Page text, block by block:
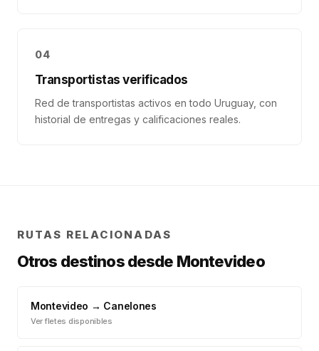
04
Transportistas verificados
Red de transportistas activos en todo Uruguay, con
historial de entregas y calificaciones reales.
RUTAS RELACIONADAS
Otros destinos desde Montevideo
Montevideo → Canelones
Ver fletes disponibles